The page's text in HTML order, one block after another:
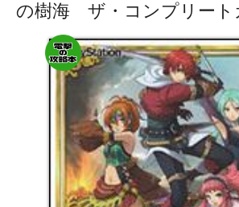
の樹海 ザ・コンプリート